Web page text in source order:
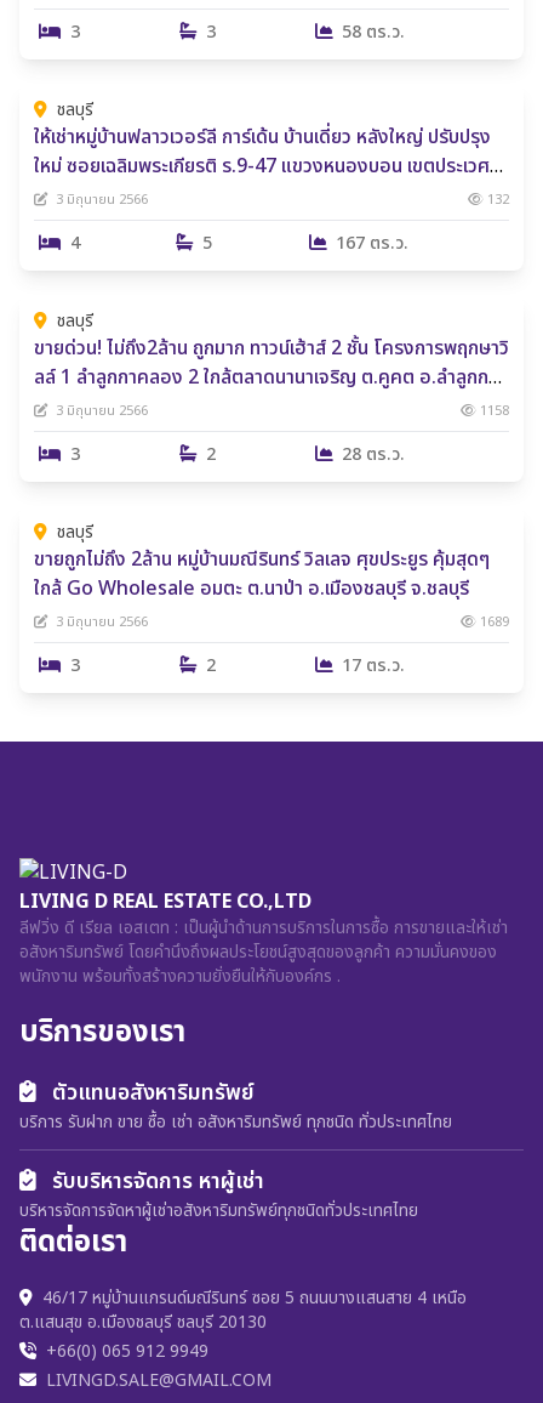
3 3 58 ตร.ว.
59,000 ฿
ชลบุรี
ให้เช่าหมู่บ้านฟลาวเวอร์ลี การ์เด้น บ้านเดี่ยว หลังใหญ่ ปรับปรุง
ใหม่ ซอยเฉลิมพระเกียรติ ร.9-47 แขวงหนองบอน เขตประเวศ
กรุงเทพมหานคร
3 มิถุนายน 2566 132
4 5 167 ตร.ว.
2,300,000 ฿
ชลบุรี
ขายด่วน! ไม่ถึง2ล้าน ถูกมาก ทาวน์เฮ้าส์ 2 ชั้น โครงการพฤกษาวิ
ลล์ 1 ลำลูกกาคลอง 2 ใกล้ตลาดนานาเจริญ ต.คูคต อ.ลำลูกกา
จ.ปทุมธานี
3 มิถุนายน 2566 1158
3 2 28 ตร.ว.
2,300,000 ฿
ชลบุรี
ขายถูกไม่ถึง 2ล้าน หมู่บ้านมณีรินทร์ วิลเลจ ศุขประยูร คุ้มสุดๆ
ใกล้ Go Wholesale อมตะ ต.นาป่า อ.เมืองชลบุรี จ.ชลบุรี
3 มิถุนายน 2566 1689
3 2 17 ตร.ว.
LIVING D REAL ESTATE CO.,LTD
ลีฟวิ่ง ดี เรียล เอสเตท : เป็นผู้นำด้านการบริการในการซื้อ การขายและให้เช่า
อสังหาริมทรัพย์ โดยคำนึงถึงผลประโยชน์สูงสุดของลูกค้า ความมั่นคงของ
พนักงาน พร้อมทั้งสร้างความยั่งยืนให้กับองค์กร .
บริการของเรา
ตัวแทนอสังหาริมทรัพย์
บริการ รับฝาก ขาย ซื้อ เช่า อสังหาริมทรัพย์ ทุกชนิด ทั่วประเทศไทย
รับบริหารจัดการ หาผู้เช่า
บริหารจัดการจัดหาผู้เช่าอสังหาริมทรัพย์ทุกชนิดทั่วประเทศไทย
ติดต่อเรา
46/17 หมู่บ้านแกรนด์มณีรินทร์ ซอย 5 ถนนบางแสนสาย 4 เหนือ
ต.แสนสุข อ.เมืองชลบุรี ชลบุรี 20130
+66(0) 065 912 9949
LIVINGD.SALE@GMAIL.COM